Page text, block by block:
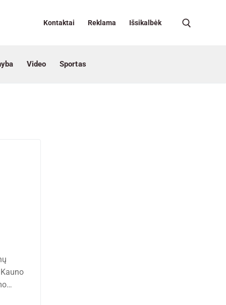
Kontaktai Reklama Išsikalbėk
Video Sportas